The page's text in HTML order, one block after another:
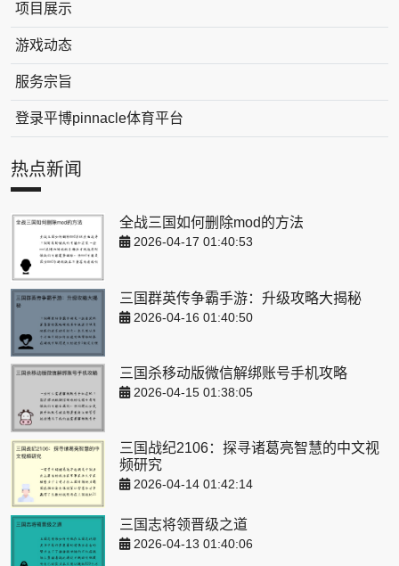
项目展示
游戏动态
服务宗旨
登录平博pinnacle体育平台
热点新闻
全战三国如何删除mod的方法
2026-04-17 01:40:53
三国群英传争霸手游：升级攻略大揭秘
2026-04-16 01:40:50
三国杀移动版微信解绑账号手机攻略
2026-04-15 01:38:05
三国战纪2106：探寻诸葛亮智慧的中文视
频研究
2026-04-14 01:42:14
三国志将领晋级之道
2026-04-13 01:40:06